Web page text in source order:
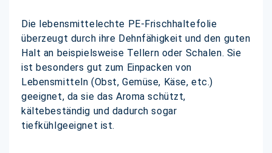
Die lebensmittelechte PE-Frischhaltefolie
überzeugt durch ihre Dehnfähigkeit und den guten
Halt an beispielsweise Tellern oder Schalen. Sie
ist besonders gut zum Einpacken von
Lebensmitteln (Obst, Gemüse, Käse, etc.)
geeignet, da sie das Aroma schützt,
kältebeständig und dadurch sogar
tiefkühlgeeignet ist.